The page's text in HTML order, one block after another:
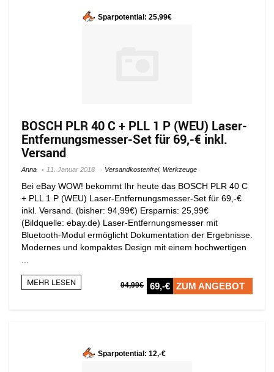
Sparpotential: 25,99€
BOSCH PLR 40 C + PLL 1 P (WEU) Laser-
Entfernungsmesser-Set für 69,-€ inkl.
Versand
Anna 11. Januar 2018 Versandkostenfrei, Werkzeuge
Bei eBay WOW! bekommt Ihr heute das BOSCH PLR 40 C
+ PLL 1 P (WEU) Laser-Entfernungsmesser-Set für 69,-€
inkl. Versand. (bisher: 94,99€) Ersparnis: 25,99€
(Bildquelle: ebay.de) Laser-Entfernungsmesser mit
Bluetooth-Modul ermöglicht Dokumentation der Ergebnisse.
Modernes und kompaktes Design mit einem hochwertigen
MEHR LESEN 94,99€ 69,-€ ZUM ANGEBOT
Sparpotential: 12,-€